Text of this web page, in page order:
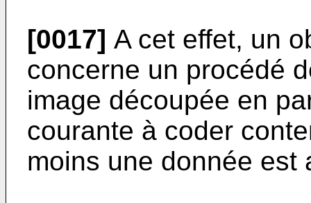
[0017] A cet effet, un
concerne un procédé
image découpée en
courante à coder
moins une donnée est